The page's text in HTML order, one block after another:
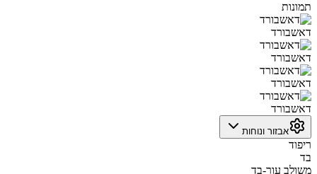
תמונות
דאשבורד
דאשבורד
דאשבורד
דאשבורד
אבזור ונוחות
ריפוד
בד
משולב עור-בד